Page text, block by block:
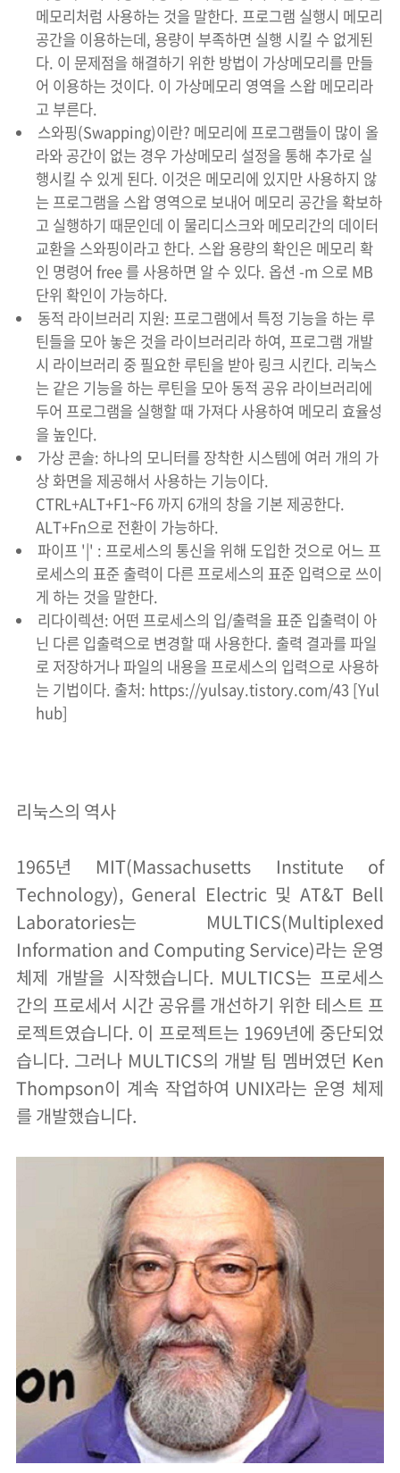
메모리처럼 사용하는 것을 말한다. 프로그램 실행시 메모리
공간을 이용하는데, 용량이 부족하면 실행 시킬 수 없게된
다. 이 문제점을 해결하기 위한 방법이 가상메모리를 만들
어 이용하는 것이다. 이 가상메모리 영역을 스왑 메모리라
고 부른다.
스와핑(Swapping)이란? 메모리에 프로그램들이 많이 올
라와 공간이 없는 경우 가상메모리 설정을 통해 추가로 실
행시킬 수 있게 된다. 이것은 메모리에 있지만 사용하지 않
는 프로그램을 스왑 영역으로 보내어 메모리 공간을 확보하
고 실행하기 때문인데 이 물리디스크와 메모리간의 데이터
교환을 스와핑이라고 한다. 스왑 용량의 확인은 메모리 확
인 명령어 free 를 사용하면 알 수 있다. 옵션 -m 으로 MB
단위 확인이 가능하다.
동적 라이브러리 지원: 프로그램에서 특정 기능을 하는 루
틴들을 모아 놓은 것을 라이브러리라 하여, 프로그램 개발
시 라이브러리 중 필요한 루틴을 받아 링크 시킨다. 리눅스
는 같은 기능을 하는 루틴을 모아 동적 공유 라이브러리에
두어 프로그램을 실행할 때 가져다 사용하여 메모리 효율성
을 높인다.
가상 콘솔: 하나의 모니터를 장착한 시스템에 여러 개의 가
상 화면을 제공해서 사용하는 기능이다.
CTRL+ALT+F1~F6 까지 6개의 창을 기본 제공한다.
ALT+Fn으로 전환이 가능하다.
파이프 '|' : 프로세스의 통신을 위해 도입한 것으로 어느 프
로세스의 표준 출력이 다른 프로세스의 표준 입력으로 쓰이
게 하는 것을 말한다.
리다이렉션: 어떤 프로세스의 입/출력을 표준 입출력이 아
닌 다른 입출력으로 변경할 때 사용한다. 출력 결과를 파일
로 저장하거나 파일의 내용을 프로세스의 입력으로 사용하
는 기법이다. 출처: https://yulsay.tistory.com/43 [Yul
hub]
리눅스의 역사
1965년 MIT(Massachusetts Institute of
Technology), General Electric 및 AT&T Bell
Laboratories는 MULTICS(Multiplexed
Information and Computing Service)라는 운영
체제 개발을 시작했습니다. MULTICS는 프로세스
간의 프로세서 시간 공유를 개선하기 위한 테스트 프
로젝트였습니다. 이 프로젝트는 1969년에 중단되었
습니다. 그러나 MULTICS의 개발 팀 멤버였던 Ken
Thompson이 계속 작업하여 UNIX라는 운영 체제
를 개발했습니다.